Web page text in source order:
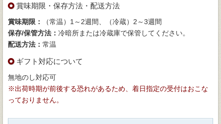
賞味期限・保存方法・配送方法
賞味期限：
（常温）1～2週間、（冷蔵）2～3週間
保存/保管方法： 冷暗所または冷蔵庫で保管してください。
配送方法： 常温
ギフト対応について
無地のし対応可
※出荷時期が前後する恐れがあるため、着日指定の受付はおこな
っておりません。